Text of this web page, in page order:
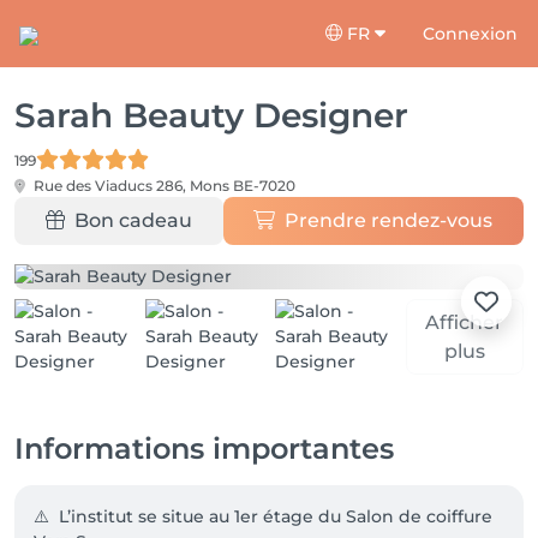
FR Connexion
Sarah Beauty Designer
199
Rue des Viaducs 286, Mons BE-7020
Bon cadeau Prendre rendez-vous
Afficher
plus
Informations importantes
⚠️  L’institut se situe au 1er étage du Salon de coiffure